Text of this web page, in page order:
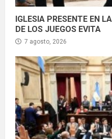
IGLESIA PRESENTE EN
DE LOS JUEGOS EVITA
7 agosto, 2026